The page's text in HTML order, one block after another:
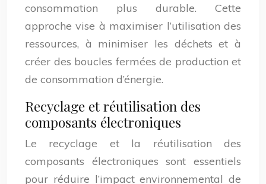
consommation plus durable. Cette
approche vise à maximiser l’utilisation des
ressources, à minimiser les déchets et à
créer des boucles fermées de production et
de consommation d’énergie.
Recyclage et réutilisation des
composants électroniques
Le recyclage et la réutilisation des
composants électroniques sont essentiels
pour réduire l’impact environnemental de